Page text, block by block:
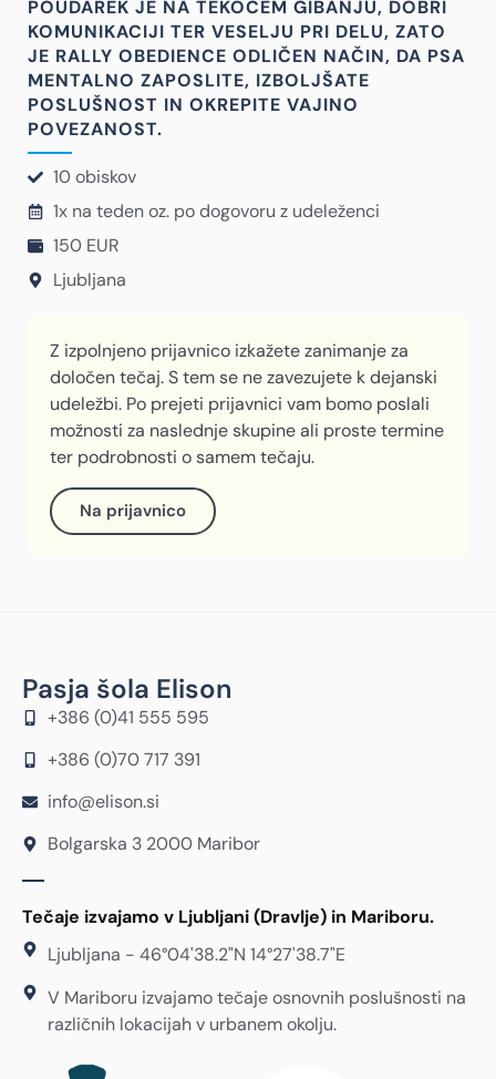
POUDAREK JE NA TEKOČEM GIBANJU, DOBRI
KOMUNIKACIJI TER VESELJU PRI DELU, ZATO
JE RALLY OBEDIENCE ODLIČEN NAČIN, DA PSA
MENTALNO ZAPOSLITE, IZBOLJŠATE
POSLUŠNOST IN OKREPITE VAJINO
POVEZANOST.
10 obiskov
1x na teden oz. po dogovoru z udeleženci
150 EUR
Ljubljana
Z izpolnjeno prijavnico izkažete zanimanje za
določen tečaj. S tem se ne zavezujete k dejanski
udeležbi. Po prejeti prijavnici vam bomo poslali
možnosti za naslednje skupine ali proste termine
ter podrobnosti o samem tečaju.
Na prijavnico
Pasja šola Elison
+386 (0)41 555 595
+386 (0)70 717 391
info@elison.si
Bolgarska 3 2000 Maribor
Tečaje izvajamo v Ljubljani (Dravlje) in Mariboru.
Ljubljana - 46°04'38.2"N 14°27'38.7"E
V Mariboru izvajamo tečaje osnovnih poslušnosti na
različnih lokacijah v urbanem okolju.